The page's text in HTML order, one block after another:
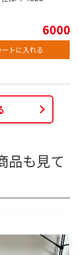
6000
ートに入れる
品も見て